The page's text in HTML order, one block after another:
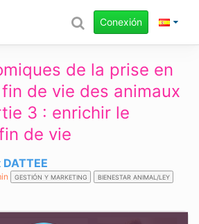
Conexión
de la prise en
de vie des animaux
3 : enrichir le
de vie
GESTIÓN Y MARKETING BIENESTAR ANIMAL/LEY